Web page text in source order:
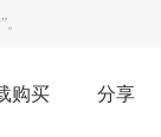
购买 分享